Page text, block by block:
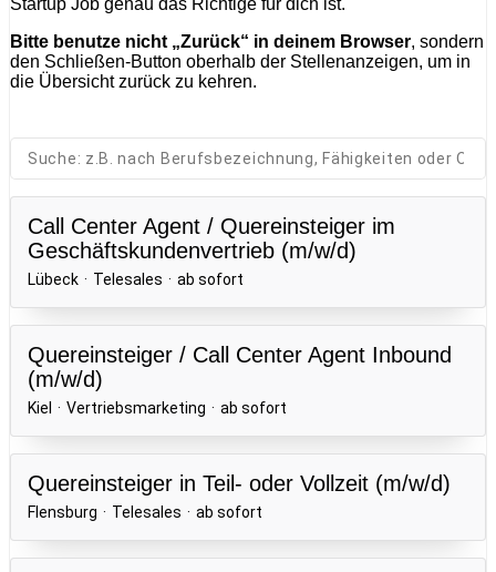
Startup Job genau das Richtige für dich ist.
Bitte benutze nicht „Zurück“ in deinem Browser, sondern
den Schließen-Button oberhalb der Stellenanzeigen, um in
die Übersicht zurück zu kehren.